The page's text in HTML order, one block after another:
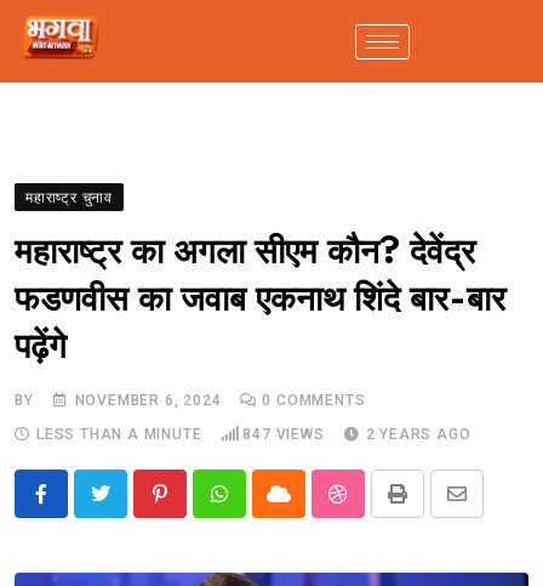
महाराष्ट्र चुनाव
महाराष्ट्र का अगला सीएम कौन? देवेंद्र
फडणवीस का जवाब एकनाथ शिंदे बार-बार
पढ़ेंगे
BY NOVEMBER 6, 2024 0 COMMENTS
LESS THAN A MINUTE
847 VIEWS 2 YEARS AGO